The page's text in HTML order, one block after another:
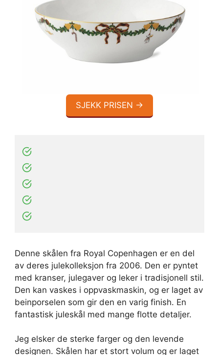
SJEKK PRISEN →
Denne skålen fra Royal Copenhagen er en del
av deres julekolleksjon fra 2006. Den er pyntet
med kranser, julegaver og leker i tradisjonell stil.
Den kan vaskes i oppvaskmaskin, og er laget av
beinporselen som gir den en varig finish. En
fantastisk juleskål med mange flotte detaljer.
Jeg elsker de sterke farger og den levende
designen. Skålen har et stort volum og er laget